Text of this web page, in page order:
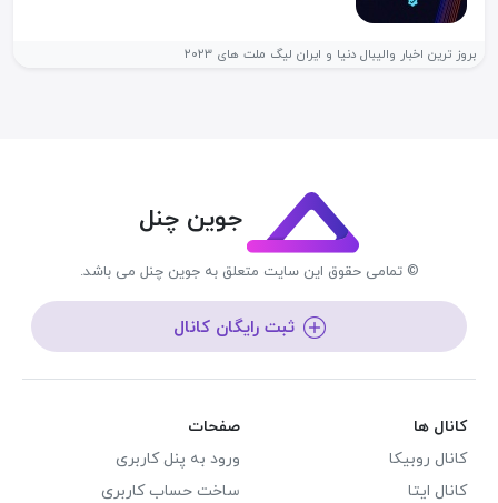
بروز ترین اخبار والیبال دنیا و ایران لیگ ملت های ۲۰۲۳
جوین چنل
© تمامی حقوق این سایت متعلق به جوین چنل می باشد.
ثبت رایگان کانال
کانال ها
کانال روبیکا
کانال ایتا
صفحات
ورود به پنل کاربری
ساخت حساب کاربری